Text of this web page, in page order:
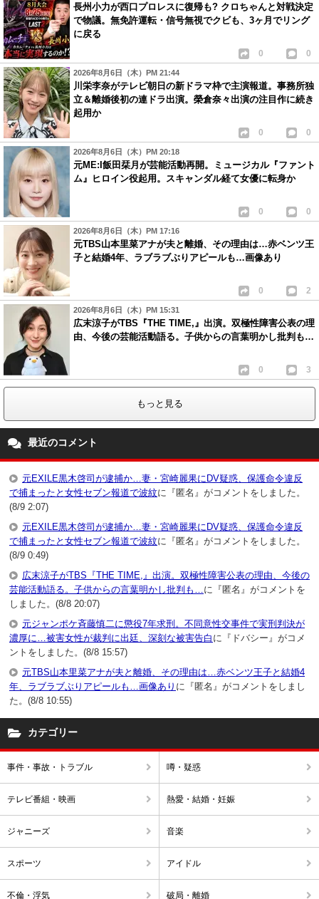
長州小力が西口プロレスに復帰も? クロちゃんと対戦決定
で物議。無免許運転・信号無視でクビも、3ヶ月でリング
に戻る
0 0
2026年8月6日（木）PM 21:44
川栄李奈がテレビ朝日の新ドラマ枠で主演報道。事務所独
立＆離婚後初の連ドラ出演。榮倉奈々出演の注目作に続き
起用か
0 0
2026年8月6日（木）PM 20:18
元ME:I飯田栞月が芸能活動再開。ミュージカル『ファント
ム』ヒロイン役起用。スキャンダル経て女優に転身か
0 0
2026年8月6日（木）PM 17:16
元TBS山本里菜アナが夫と離婚、その理由は…赤ベンツ王
子と結婚4年、ラブラブぶりアピールも…画像あり
0 2
2026年8月6日（木）PM 15:31
広末涼子がTBS『THE TIME,』出演。双極性障害公表の理
由、今後の芸能活動語る。子供からの言葉明かし批判も…
0 3
もっと見る
最近のコメント
元EXILE黒木啓司が逮捕か…妻・宮崎麗果にDV疑惑、保護命令違反
で捕まったと女性セブン報道で波紋に『匿名』がコメントをしました。
(8/9 2:07)
元EXILE黒木啓司が逮捕か…妻・宮崎麗果にDV疑惑、保護命令違反
で捕まったと女性セブン報道で波紋に『匿名』がコメントをしました。
(8/9 0:49)
広末涼子がTBS『THE TIME,』出演。双極性障害公表の理由、今後の
芸能活動語る。子供からの言葉明かし批判も… に『匿名』がコメントを
しました。(8/8 20:07)
元ジャンポケ斉藤慎二に懲役7年求刑。不同意性交事件で実刑判決が
濃厚に…被害女性が裁判に出廷、深刻な被害告白 に『ドバシー』がコメ
ントをしました。(8/8 15:57)
元TBS山本里菜アナが夫と離婚、その理由は…赤ベンツ王子と結婚4
年、ラブラブぶりアピールも…画像あり に『匿名』がコメントをしまし
た。(8/8 10:55)
カテゴリー
事件・事故・トラブル 噂・疑惑
テレビ番組・映画 熱愛・結婚・妊娠
ジャニーズ 音楽
スポーツ アイドル
不倫・浮気 破局・離婚